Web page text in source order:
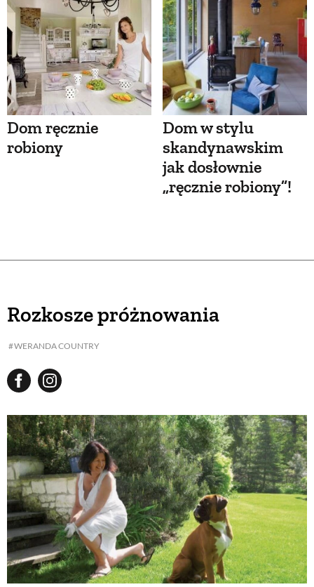
Dom ręcznie
robiony
Dom w stylu
skandynawskim
jak dosłownie
„ręcznie robiony”!
Rozkosze próżnowania
WERANDA COUNTRY